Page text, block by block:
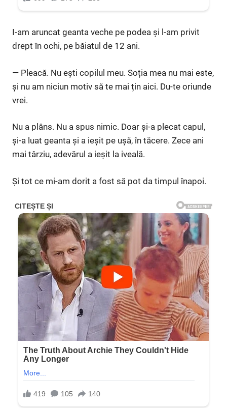
I-am aruncat geanta veche pe podea și l-am privit
drept în ochi, pe băiatul de 12 ani.
— Pleacă. Nu ești copilul meu. Soția mea nu mai este,
și nu am niciun motiv să te mai țin aici. Du-te oriunde
vrei.
Nu a plâns. Nu a spus nimic. Doar și-a plecat capul,
și-a luat geanta și a ieșit pe ușă, în tăcere. Zece ani
mai târziu, adevărul a ieșit la iveală.
Și tot ce mi-am dorit a fost să pot da timpul înapoi.